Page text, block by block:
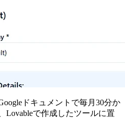
ドキュメントで毎月30分か
Lovableで作成したツールに置